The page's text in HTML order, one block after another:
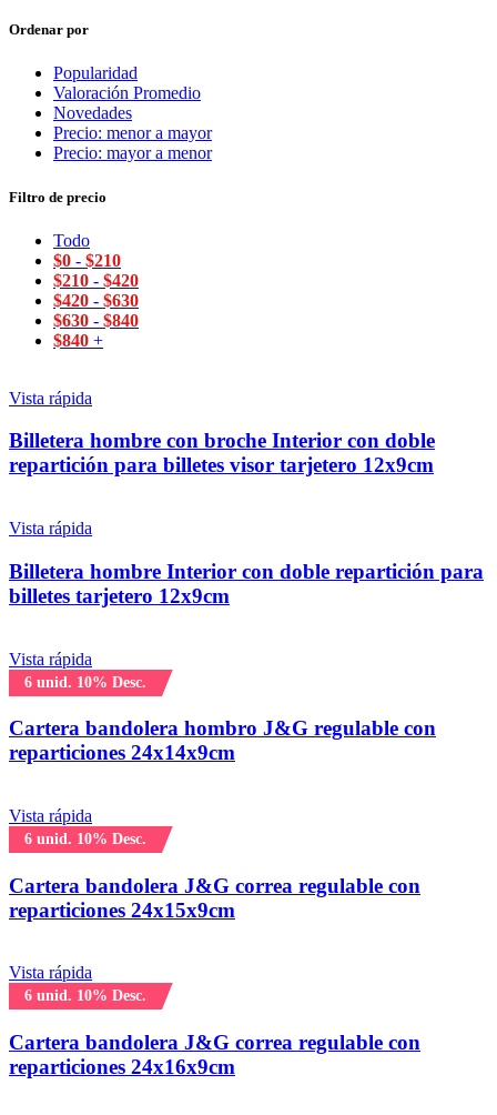
Ordenar por
Popularidad
Valoración Promedio
Novedades
Precio: menor a mayor
Precio: mayor a menor
Filtro de precio
Todo
$0 - $210
$210 - $420
$420 - $630
$630 - $840
$840 +
Vista rápida
Billetera hombre con broche Interior con doble
repartición para billetes visor tarjetero 12x9cm
Vista rápida
Billetera hombre Interior con doble repartición para
billetes tarjetero 12x9cm
Vista rápida
6 unid. 10% Desc.
Cartera bandolera hombro J&G regulable con
reparticiones 24x14x9cm
Vista rápida
6 unid. 10% Desc.
Cartera bandolera J&G correa regulable con
reparticiones 24x15x9cm
Vista rápida
6 unid. 10% Desc.
Cartera bandolera J&G correa regulable con
reparticiones 24x16x9cm